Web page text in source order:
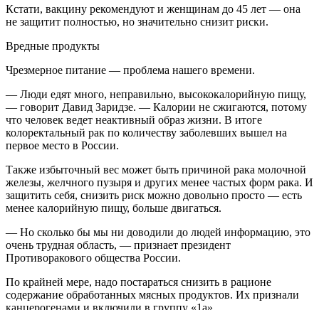
Кстати, вакцину рекомендуют и женщинам до 45 лет — она
не защитит полностью, но значительно снизит риски.
Вредные продукты
Чрезмерное питание — проблема нашего времени.
— Люди едят много, неправильно, высококалорийную пищу,
— говорит Давид Заридзе. — Калории не сжигаются, потому
что человек ведет неактивный образ жизни. В итоге
колоректальный рак по количеству заболевших вышел на
первое место в России.
Также избыточный вес может быть причиной рака молочной
железы, желчного пузыря и других менее частых форм рака. И
защитить себя, снизить риск можно довольно просто — есть
менее калорийную пищу, больше двигаться.
— Но сколько бы мы ни доводили до людей информацию, это
очень трудная область, — признает президент
Противоракового общества России.
По крайней мере, надо постараться снизить в рационе
содержание обработанных мясных продуктов. Их признали
канцерогенами и включили в группу «1а».